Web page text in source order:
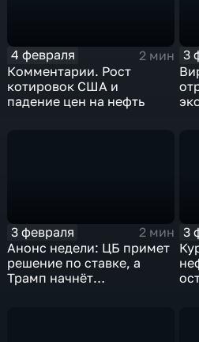
4 февраля
2 мин
Комментарии. Рост
котировок США и
падение цен на нефть
3
3 февраля
2 мин
Анонс недели: ЦБ примет
решение по ставке, а
Трамп начнёт
3